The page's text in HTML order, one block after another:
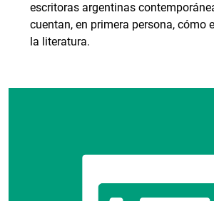
escritoras argentinas
cuentan, en primera persona, cómo
la literatura.